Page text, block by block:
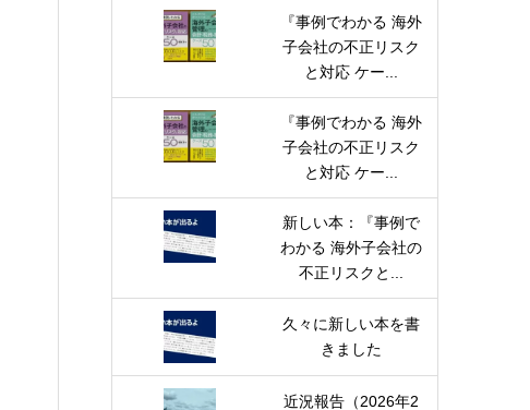
『事例でわかる 海外
子会社の不正リスク
と対応 ケー...
『事例でわかる 海外
子会社の不正リスク
と対応 ケー...
新しい本：『事例で
わかる 海外子会社の
不正リスクと...
久々に新しい本を書
きました
近況報告（2026年2